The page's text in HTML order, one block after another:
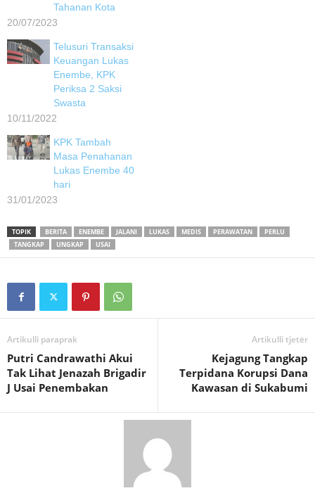
Tahanan Kota
20/07/2023
Telusuri Transaksi
Keuangan Lukas
Enembe, KPK
Periksa 2 Saksi
Swasta
10/11/2022
KPK Tambah
Masa Penahanan
Lukas Enembe 40
hari
31/01/2023
TOPIK BERITA ENEMBE JALANI LUKAS MEDIS PERAWATAN
PERLU
TANGKAP
UNGKAP USAI
Artikulli paraprak
Putri Candrawathi Akui
Tak Lihat Jenazah Brigadir
J Usai Penembakan
Artikulli tjetër
Kejagung Tangkap
Terpidana Korupsi Dana
Kawasan di Sukabumi